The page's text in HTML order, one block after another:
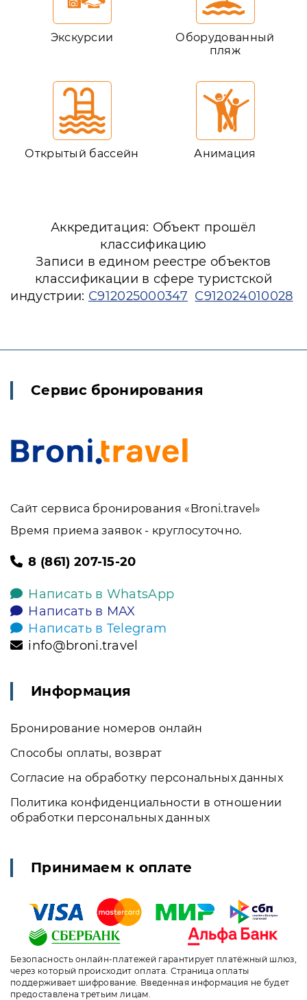
Экскурсии
Оборудованный
пляж
Открытый бассейн Анимация
Аккредитация: Объект прошёл
классификацию
Записи в едином реестре объектов
классификации в сфере туристской
индустрии: С912025000347 С912024010028
Сервис бронирования
Сайт сервиса бронирования «Broni.travel»
Время приема заявок - круглосуточно.
8 (861) 207-15-20
Написать в WhatsApp
Написать в MAX
Написать в Telegram
info@broni.travel
Информация
Бронирование номеров онлайн
Способы оплаты, возврат
Согласие на обработку персональных данных
Политика конфиденциальности в отношении
обработки персональных данных
Принимаем к оплате
Безопасность онлайн-платежей гарантирует платёжный шлюз,
через который происходит оплата. Страница оплаты
поддерживает шифрование. Введенная информация не будет
предоставлена третьим лицам.